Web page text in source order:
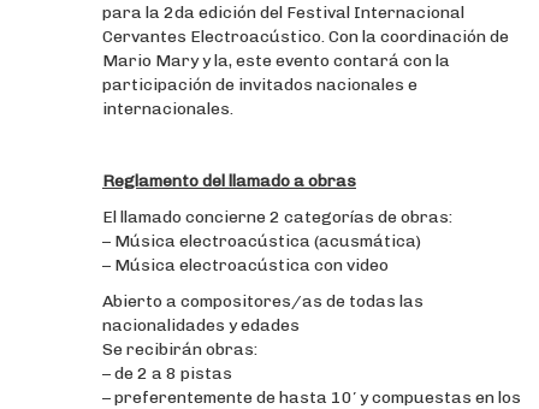
para la 2da edición del Festival Internacional
Cervantes Electroacústico. Con la coordinación de
Mario Mary y la, este evento contará con la
participación de invitados nacionales e
internacionales.
Reglamento del llamado a obras
El llamado concierne 2 categorías de obras:
– Música electroacústica (acusmática)
– Música electroacústica con video
Abierto a compositores/as de todas las
nacionalidades y edades
Se recibirán obras:
– de 2 a 8 pistas
– preferentemente de hasta 10′ y compuestas en los